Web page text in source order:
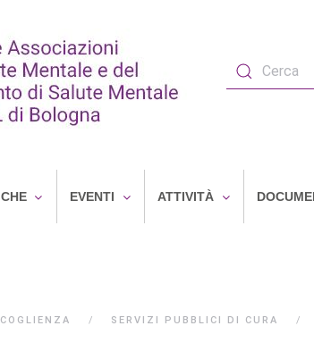
EVENTI ATTIVITÀ
SERVIZI PUBBLICI DI CURA